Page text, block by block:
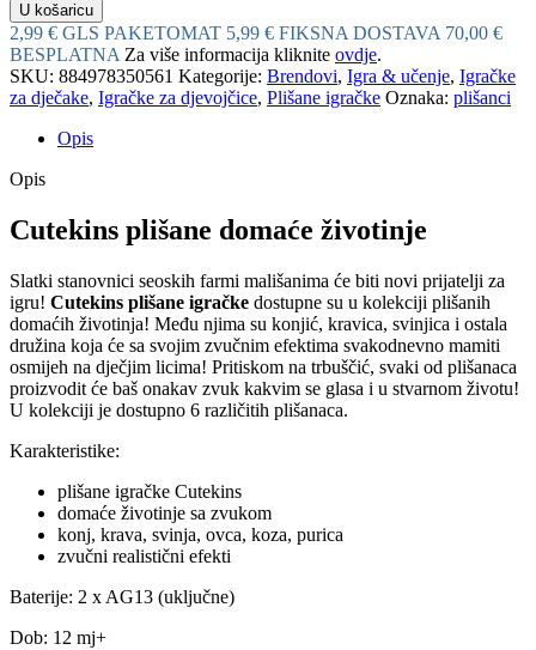
U košaricu
2,99 € GLS PAKETOMAT 5,99 € FIKSNA DOSTAVA 70,00 €
BESPLATNA Za više informacija kliknite ovdje.
SKU: 884978350561 Kategorije: Brendovi, Igra & učenje, Igračke
za dječake, Igračke za djevojčice, Plišane igračke Oznaka: plišanci
Opis
Opis
Cutekins plišane domaće životinje
Slatki stanovnici seoskih farmi mališanima će biti novi prijatelji za
igru! Cutekins plišane igračke dostupne su u kolekciji plišanih
domaćih životinja! Među njima su konjić, kravica, svinjica i ostala
družina koja će sa svojim zvučnim efektima svakodnevno mamiti
osmijeh na dječjim licima! Pritiskom na trbuščić, svaki od plišanaca
proizvodit će baš onakav zvuk kakvim se glasa i u stvarnom životu!
U kolekciji je dostupno 6 različitih plišanaca.
Karakteristike:
plišane igračke Cutekins
domaće životinje sa zvukom
konj, krava, svinja, ovca, koza, purica
zvučni realistični efekti
Baterije: 2 x AG13 (uključne)
Dob: 12 mj+